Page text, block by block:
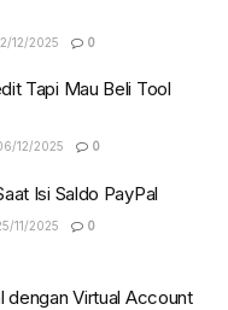
12/2025 0
Tapi Mau Beli Tool
12/2025 0
Isi Saldo PayPal
11/2025 0
dengan Virtual Account